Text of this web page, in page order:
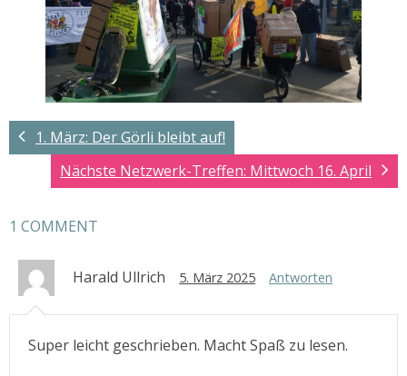
1. März: Der Görli bleibt auf!
Nächste Netzwerk-Treffen: Mittwoch 16. April
1 COMMENT
Harald Ullrich 5. März 2025 Antworten
Super leicht geschrieben. Macht Spaß zu lesen.